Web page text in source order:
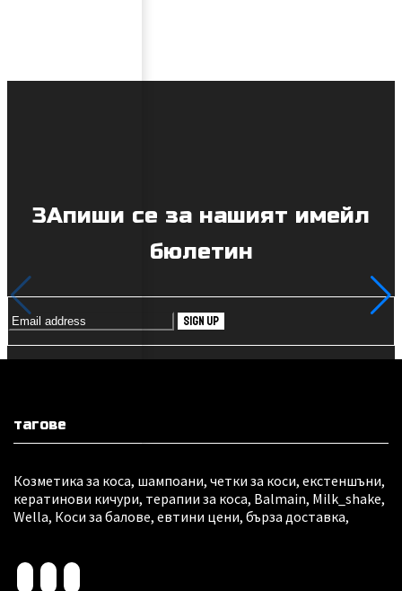
ЗАпиши се за нашият имейл
бюлетин
тагове
Козметика за коса, шампоани, четки за коси, екстеншъни,
кератинови кичури, терапии за коса, Balmain, Milk_shake,
Wella, Коси за балове, евтини цени, бърза доставка,